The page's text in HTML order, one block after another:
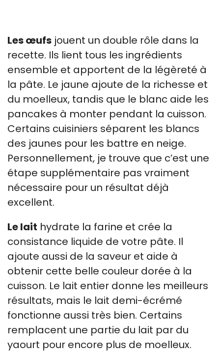
Les œufs jouent un double rôle dans la
recette. Ils lient tous les ingrédients
ensemble et apportent de la légèreté à
la pâte. Le jaune ajoute de la richesse et
du moelleux, tandis que le blanc aide les
pancakes à monter pendant la cuisson.
Certains cuisiniers séparent les blancs
des jaunes pour les battre en neige.
Personnellement, je trouve que c’est une
étape supplémentaire pas vraiment
nécessaire pour un résultat déjà
excellent.
Le lait hydrate la farine et crée la
consistance liquide de votre pâte. Il
ajoute aussi de la saveur et aide à
obtenir cette belle couleur dorée à la
cuisson. Le lait entier donne les meilleurs
résultats, mais le lait demi-écrémé
fonctionne aussi très bien. Certains
remplacent une partie du lait par du
yaourt pour encore plus de moelleux.